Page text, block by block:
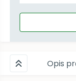
Opis